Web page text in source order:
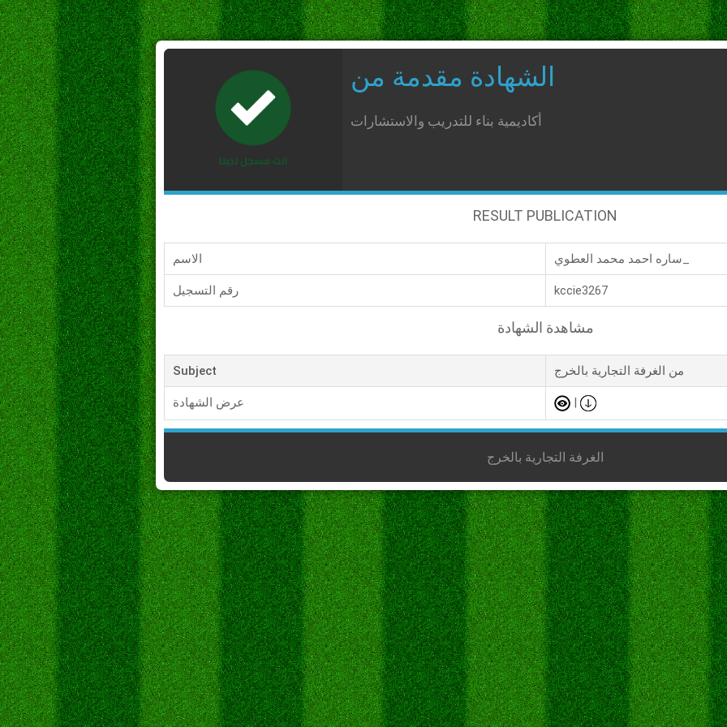
الشهادة مقدمة من
أكاديمية بناء للتدريب والاستشارات
RESULT PUBLICATION
الاسم
رقم التسجيل kccie3267
مشاهدة الشهادة
Subject من الغرفة التجارية بالخرج
عرض الشهادة |
الغرفة التجارية بالخرج